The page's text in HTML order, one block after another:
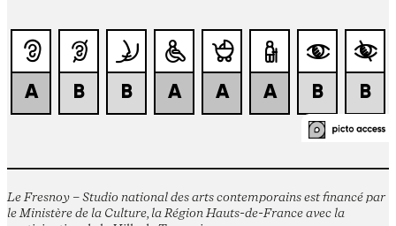
Le Fresnoy – Studio national des arts contemporains est financé par
le Ministère de la Culture, la Région Hauts-de-France avec la